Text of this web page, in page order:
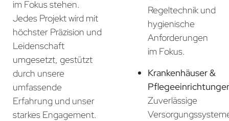
im Fokus stehen.
Jedes Projekt wird mit
höchster Präzision und
Leidenschaft
umgesetzt, gestützt
durch unsere
umfassende
Erfahrung und unser
starkes Engagement.
Regeltechnik und
hygienische
Anforderungen
im Fokus.
Krankenhäuser &
Zuverlässige